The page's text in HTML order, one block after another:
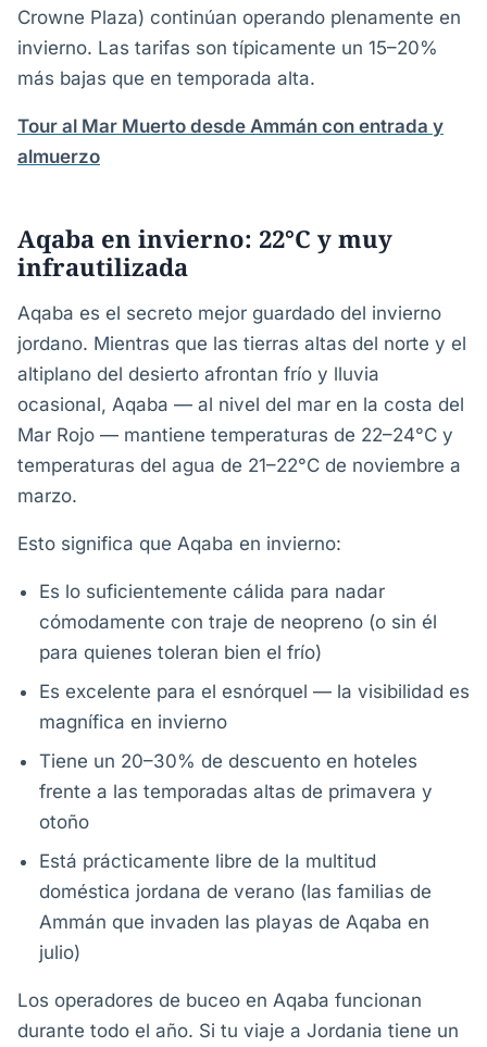
Crowne Plaza) continúan operando plenamente en
invierno. Las tarifas son típicamente un 15–20%
más bajas que en temporada alta.
Tour al Mar Muerto desde Ammán con entrada y
almuerzo
Aqaba en invierno: 22°C y muy
infrautilizada
Aqaba es el secreto mejor guardado del invierno
jordano. Mientras que las tierras altas del norte y el
altiplano del desierto afrontan frío y lluvia
ocasional, Aqaba — al nivel del mar en la costa del
Mar Rojo — mantiene temperaturas de 22–24°C y
temperaturas del agua de 21–22°C de noviembre a
marzo.
Esto significa que Aqaba en invierno:
Es lo suficientemente cálida para nadar
cómodamente con traje de neopreno (o sin él
para quienes toleran bien el frío)
Es excelente para el esnórquel — la visibilidad es
magnífica en invierno
Tiene un 20–30% de descuento en hoteles
frente a las temporadas altas de primavera y
otoño
Está prácticamente libre de la multitud
doméstica jordana de verano (las familias de
Ammán que invaden las playas de Aqaba en
julio)
Los operadores de buceo en Aqaba funcionan
durante todo el año. Si tu viaje a Jordania tiene un